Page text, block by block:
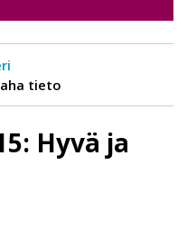
tieto
Hyvä ja